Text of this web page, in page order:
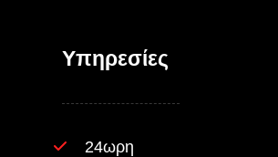
Υπηρεσίες
24ωρη